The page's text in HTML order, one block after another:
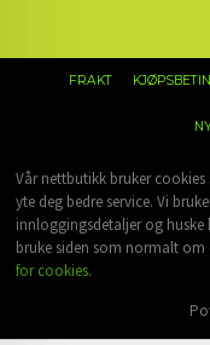
FRAKT
Vår nettbutikk bruker
yte deg bedre service. Vi
innloggingsdetaljer og
bruke siden som normalt om
for cookies.